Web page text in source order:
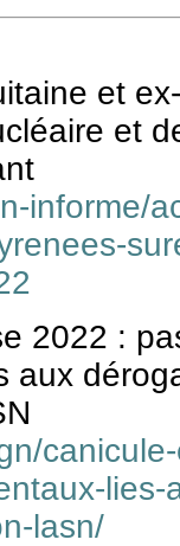
et
et
informe/
2022 :
aux
lasn/